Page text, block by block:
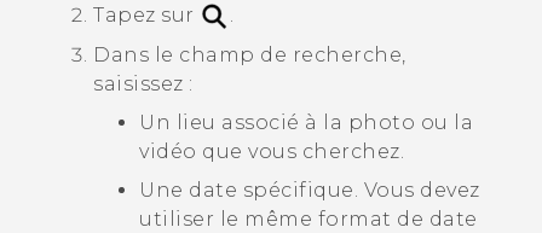
Tapez sur
Dans le champ de recherche,
saisissez :
Un lieu associé à la photo ou la
vidéo que vous cherchez.
Une date spécifique. Vous devez
utiliser le même format de date